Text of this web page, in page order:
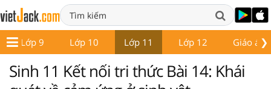
❯
Lớp 9 Lớp 10 Lớp 11 Lớp 12 Giáo án
Sinh 11 Kết nối tri thức Bài 14: Khái